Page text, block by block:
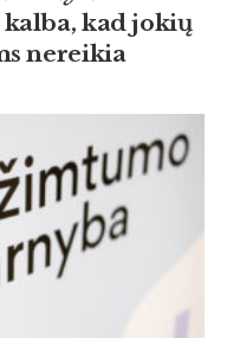
kad jokių
nereikia